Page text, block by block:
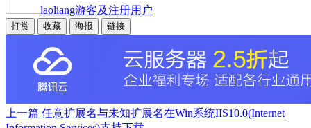
laoliang游客及注册用户
打赏 收藏 海报 链接
上一篇 任意扩展名与未知扩展名在Win系统IIS10.0(Internet